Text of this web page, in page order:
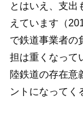
とはいえ、支出
えています（
で鉄道事業者の
担は重くなって
陸鉄道の存在意
ントになってく